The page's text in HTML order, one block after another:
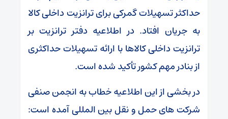
حداکثر تسهیلات گمرکی برای ترانزیت داخلی کالا
به جریان افتاد. در اطلاعیه دفتر ترانزیت بر
ترانزیت داخلی کالاها با ارائه تسهیلات حداکثری
از بنادر مهم کشور تأکید شده است.
در بخشی از این اطلاعیه خطاب به انجمن صنفی
شرکت های حمل و نقل بین المللی آمده است: